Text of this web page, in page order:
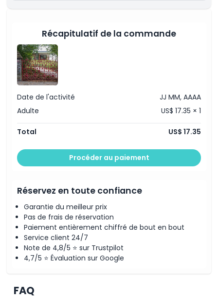
Heures d'ouverture
À savoir
Emplacement
Comment s'y rendre
Politique d'annulation
Récapitulatif de la commande
Date de l'activité
JJ MM, AAAA
Adulte
US$ 17.35 × 1
Total US$ 17.35
Procéder au paiement
Réservez en toute confiance
Garantie du meilleur prix
Pas de frais de réservation
Paiement entièrement chiffré de bout en bout
Service client 24/7
Note de 4,8/5 ⭐ sur Trustpilot
4,7/5 ⭐ Évaluation sur Google
FAQ